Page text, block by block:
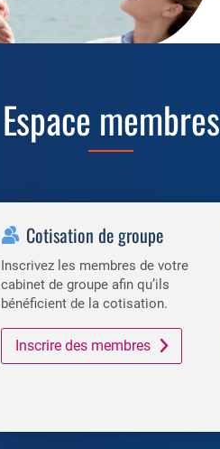
Espace membres
Cotisation de groupe
Inscrivez les membres de votre
cabinet de groupe afin qu’ils
bénéficient de la cotisation.
Inscrire des membres